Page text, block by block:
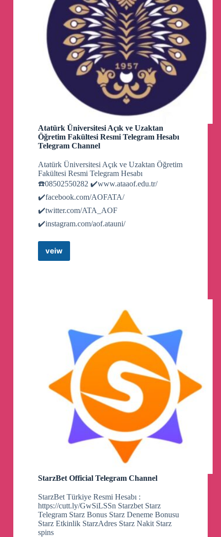
Atatürk Üniversitesi Açık ve Uzaktan
Öğretim Fakültesi Resmi Telegram Hesabı
Telegram Channel
Atatürk Üniversitesi Açık ve Uzaktan Öğretim
Fakültesi Resmi Telegram Hesabı
☎️08502550282 ✔️www.ataaof.edu.tr/
✔️facebook.com/AOFATA/
✔️twitter.com/ATA_AOF
✔️instagram.com/aof.atauni/
veiwAtatürk
Üniversitesi
Telegram
Hesabı
Telegram
Channel
StаrzВеt Official Telegram Channel
StarzBet Türkiye Resmi Hesabı :
https://cutt.ly/GwSiLSSn Starzbet Starz
Telegram Starz Bonus Starz Deneme Bonusu
Starz Etkinlik StarzAdres Starz Nakit Starz
spins